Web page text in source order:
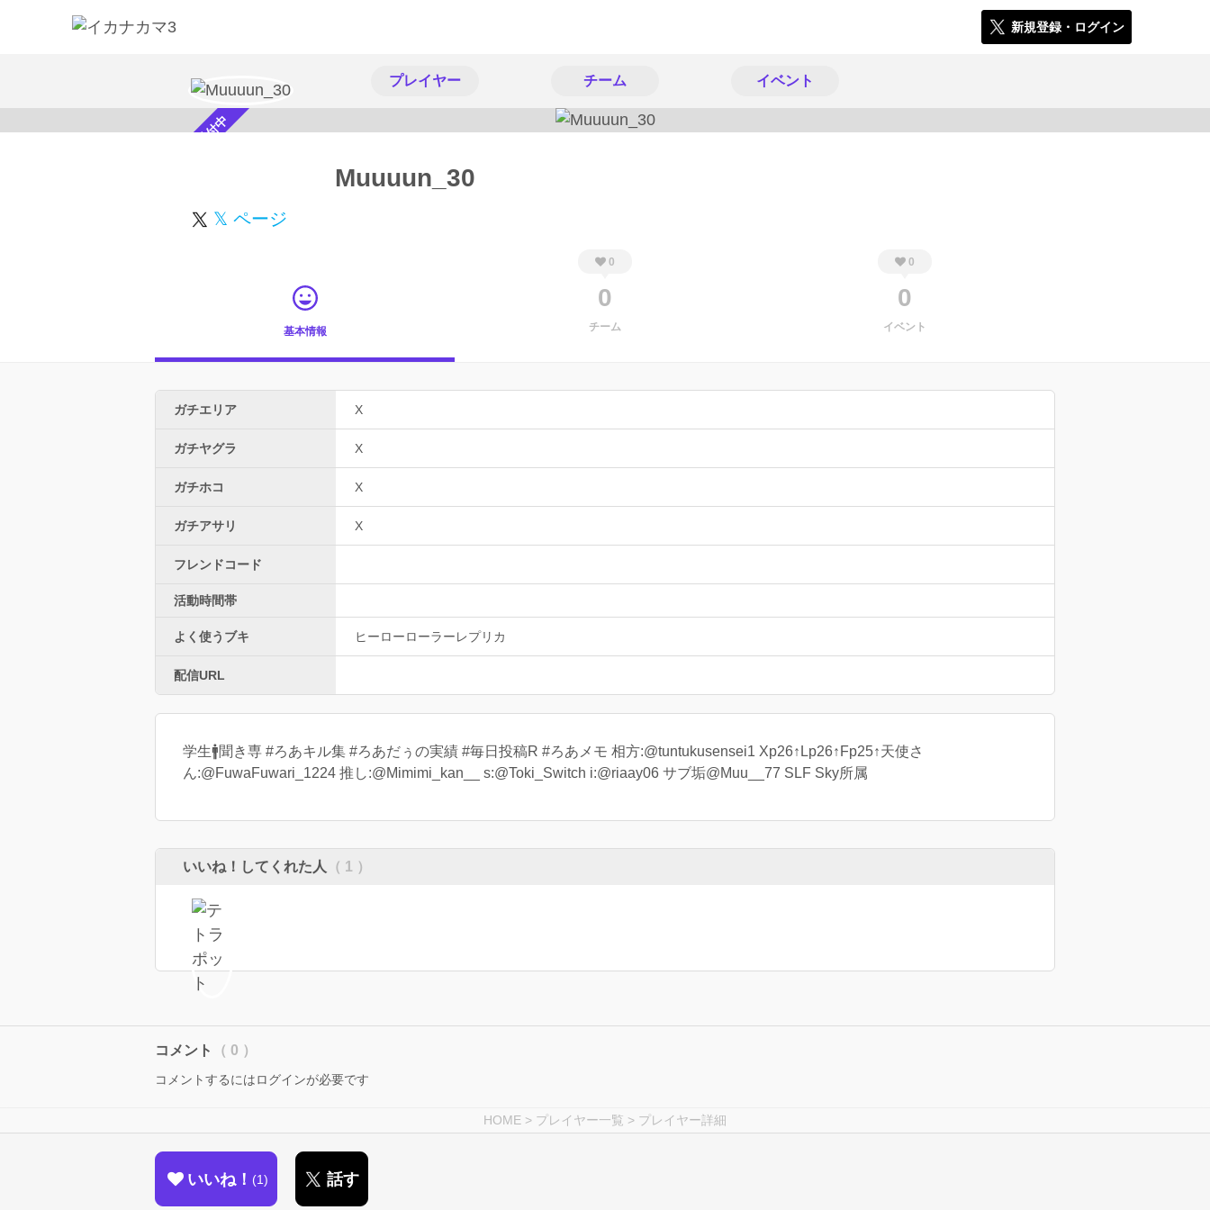
新規登録・ログイン
プレイヤー チーム イベント
スカウト受付中 Muuuun_30
𝕏 ページ
基本情報
0
0
チーム
0
0
イベント
ガチエリア X
ガチヤグラ X
ガチホコ X
ガチアサリ X
フレンドコード
活動時間帯
よく使うブキ ヒーローローラーレプリカ
配信URL
学生🚹聞き専 #ろあキル集 #ろあだぅの実績 #毎日投稿R #ろあメモ 相方:@tuntukusensei1 Xp26↑Lp26↑Fp25↑天使さ
ん:@FuwaFuwari_1224 推し:@Mimimi_kan__ s:@Toki_Switch i:@riaay06 サブ垢@Muu__77 SLF Sky所属
いいね！してくれた人 （ 1 ）
コメント （ 0 ）
コメントするにはログインが必要です
HOME > プレイヤー一覧 > プレイヤー詳細
いいね！ 1 話す